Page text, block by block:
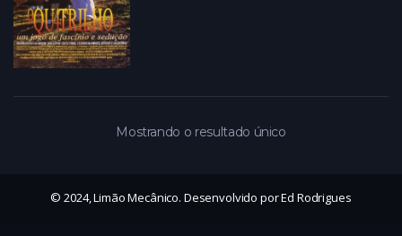
Mostrando o resultado único
© 2024, Limão Mecânico. Desenvolvido por Ed Rodrigues